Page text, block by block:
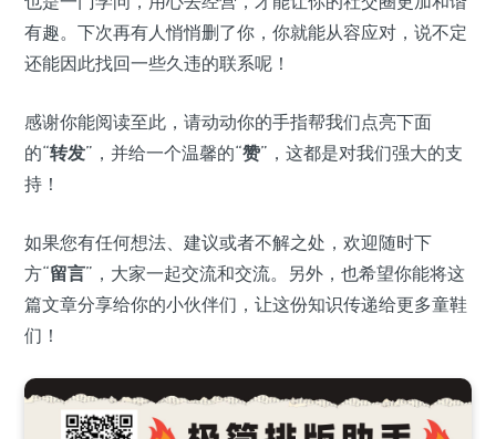
有趣。下次再有人悄悄删了你，你就能从容应对，说不定
还能因此找回一些久违的联系呢！
感谢你能阅读至此，请动动你的手指帮我们点亮下面
的“转发”，并给一个温馨的“赞”，这都是对我们强大的支
持！
如果您有任何想法、建议或者不解之处，欢迎随时下
方“留言”，大家一起交流和交流。另外，也希望你能将这
篇文章分享给你的小伙伴们，让这份知识传递给更多童鞋
们！